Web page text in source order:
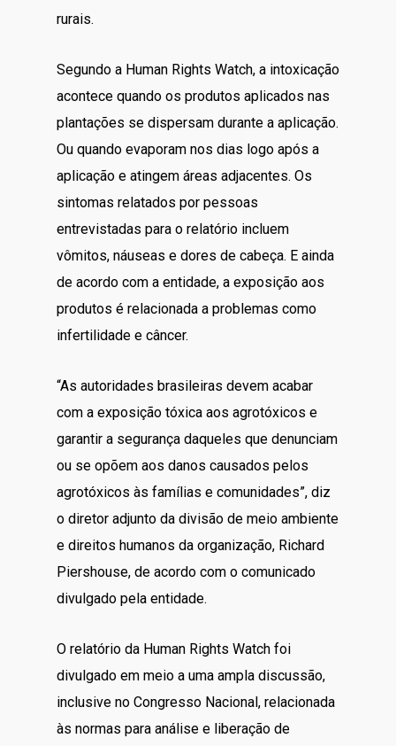
rurais.
Segundo a Human Rights Watch, a intoxicação
acontece quando os produtos aplicados nas
plantações se dispersam durante a aplicação.
Ou quando evaporam nos dias logo após a
aplicação e atingem áreas adjacentes. Os
sintomas relatados por pessoas
entrevistadas para o relatório incluem
vômitos, náuseas e dores de cabeça. E ainda
de acordo com a entidade, a exposição aos
produtos é relacionada a problemas como
infertilidade e câncer.
“As autoridades brasileiras devem acabar
com a exposição tóxica aos agrotóxicos e
garantir a segurança daqueles que denunciam
ou se opõem aos danos causados pelos
agrotóxicos às famílias e comunidades”, diz
o diretor adjunto da divisão de meio ambiente
e direitos humanos da organização, Richard
Piershouse, de acordo com o comunicado
divulgado pela entidade.
O relatório da Human Rights Watch foi
divulgado em meio a uma ampla discussão,
inclusive no Congresso Nacional, relacionada
às normas para análise e liberação de